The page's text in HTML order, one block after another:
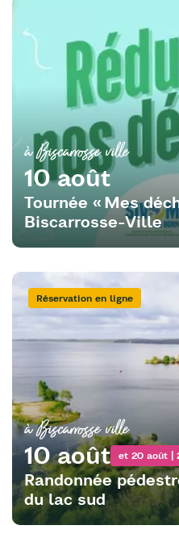
à Biscarrosse ville
10 août
Tournée « Mes
Biscarrosse-Ville
Réservation en ligne
à Biscarrosse ville
10 août et 20 août |
Randonnée
du lac sud